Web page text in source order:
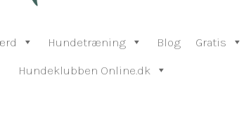
Hundetræning Blog Gratis
Hundeklubben Online.dk